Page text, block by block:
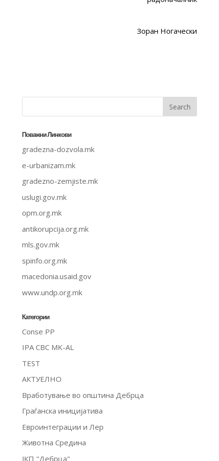
Зоран Ногачески
Поважни Линкови
gradezna-dozvola.mk
e-urbanizam.mk
gradezno-zemjiste.mk
uslugi.gov.mk
opm.org.mk
antikorupcija.org.mk
mls.gov.mk
spinfo.org.mk
macedonia.usaid.gov
www.undp.org.mk
Категории
Conse PP
IPA CBC MK-AL
TEST
АКТУЕЛНО
Вработување во општина Дебрца
Граѓанска иницијатива
Евроинтеграции и Лер
Животна Средина
ЈКП "Дебрца"